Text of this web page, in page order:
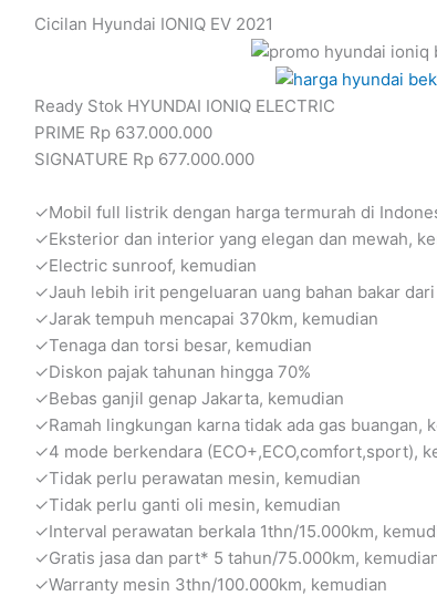
Cicilan Hyundai IONIQ EV 2021
Ready Stok HYUNDAI IONIQ ELECTRIC
PRIME Rp 637.000.000
SIGNATURE Rp 677.000.000
✓Mobil full listrik dengan harga termurah di
✓Eksterior dan interior yang elegan dan mewah,
✓Electric sunroof, kemudian
✓Jauh lebih irit pengeluaran uang bahan bakar
✓Jarak tempuh mencapai 370km, kemudian
✓Tenaga dan torsi besar, kemudian
✓Diskon pajak tahunan hingga 70%
✓Bebas ganjil genap Jakarta, kemudian
✓Ramah lingkungan karna tidak ada gas buangan,
✓4 mode berkendara (ECO+,ECO,comfort,sport),
✓Tidak perlu perawatan mesin, kemudian
✓Tidak perlu ganti oli mesin, kemudian
✓Interval perawatan berkala 1thn/15.000km,
✓Gratis jasa dan part* 5 tahun/75.000km,
✓Warranty mesin 3thn/100.000km, kemudian